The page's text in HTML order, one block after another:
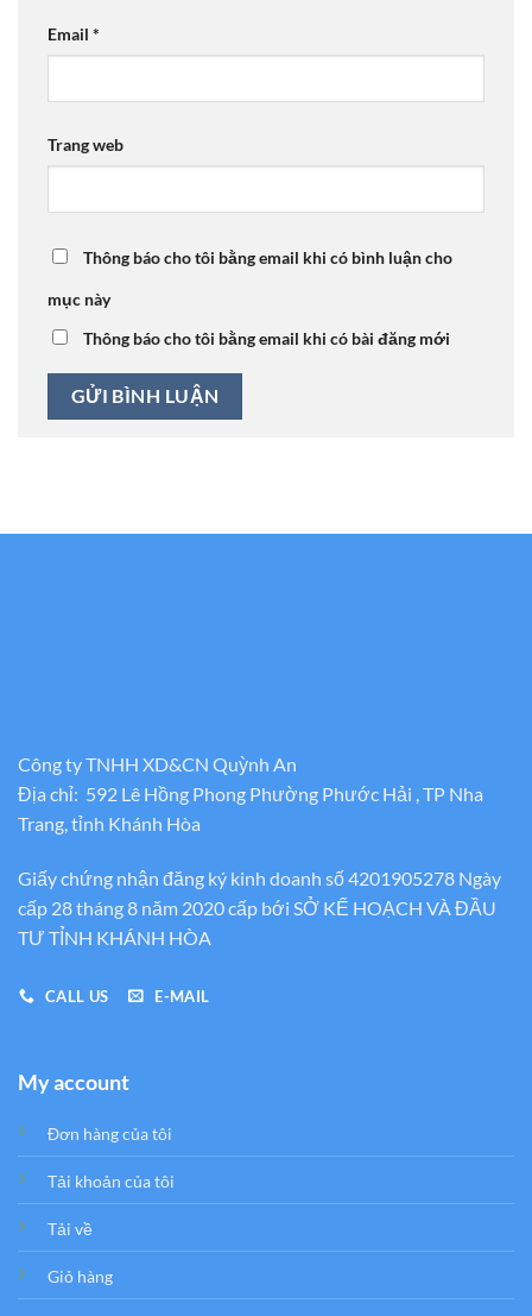
Email *
Trang web
Thông báo cho tôi bằng email khi có bình luận cho
mục này
Thông báo cho tôi bằng email khi có bài đăng mới
Công ty TNHH XD&CN Quỳnh An
Địa chỉ: 592 Lê Hồng Phong Phường Phước Hải , TP Nha
Trang, tỉnh Khánh Hòa
Giấy chứng nhận đăng ký kinh doanh số 4201905278 Ngày
cấp 28 tháng 8 năm 2020 cấp bới SỞ KẾ HOẠCH VÀ ĐẦU
TƯ TỈNH KHÁNH HÒA
CALL US E-MAIL
My account
Đơn hàng của tôi
Tải khoản của tôi
Tải về
Giỏ hàng